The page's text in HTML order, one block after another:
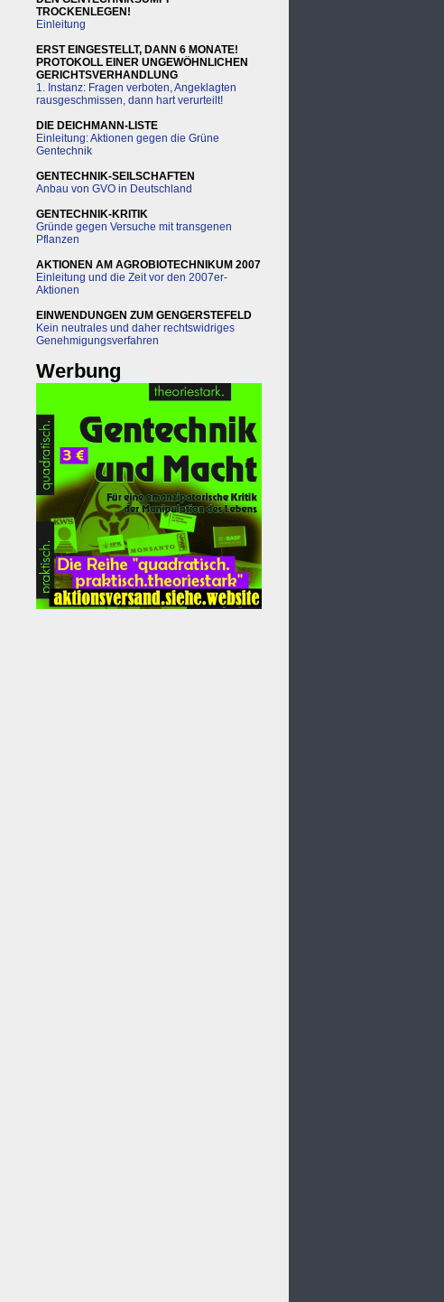
TROCKENLEGEN!
Einleitung
ERST EINGESTELLT, DANN 6 MONATE!
PROTOKOLL EINER UNGEWÖHNLICHEN
GERICHTSVERHANDLUNG
1. Instanz: Fragen verboten, Angeklagten
rausgeschmissen, dann hart verurteilt!
DIE DEICHMANN-LISTE
Einleitung: Aktionen gegen die Grüne
Gentechnik
GENTECHNIK-SEILSCHAFTEN
Anbau von GVO in Deutschland
GENTECHNIK-KRITIK
Gründe gegen Versuche mit transgenen
Pflanzen
AKTIONEN AM AGROBIOTECHNIKUM 2007
Einleitung und die Zeit vor den 2007er-
Aktionen
EINWENDUNGEN ZUM GENGERSTEFELD
Kein neutrales und daher rechtswidriges
Genehmigungsverfahren
Werbung